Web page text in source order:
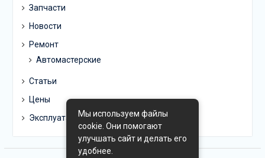
Запчасти
Новости
Ремонт
Автомастерские
Статьи
Цены
ЭксплуатацияМы используем файлы
cookie. Они помогают
улучшать сайт и делать его
удобнее.